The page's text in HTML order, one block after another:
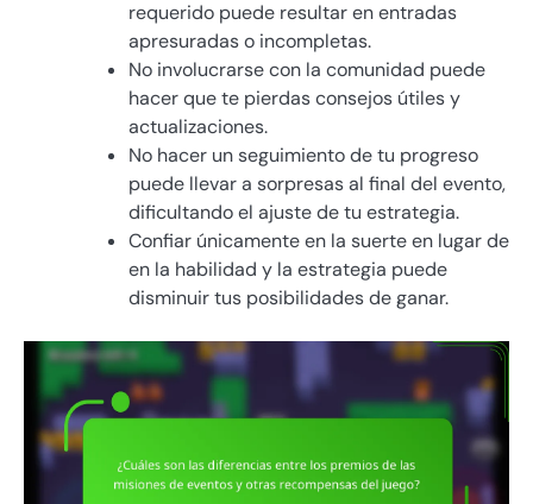
requerido puede resultar en entradas
apresuradas o incompletas.
No involucrarse con la comunidad puede
hacer que te pierdas consejos útiles y
actualizaciones.
No hacer un seguimiento de tu progreso
puede llevar a sorpresas al final del evento,
dificultando el ajuste de tu estrategia.
Confiar únicamente en la suerte en lugar de
en la habilidad y la estrategia puede
disminuir tus posibilidades de ganar.